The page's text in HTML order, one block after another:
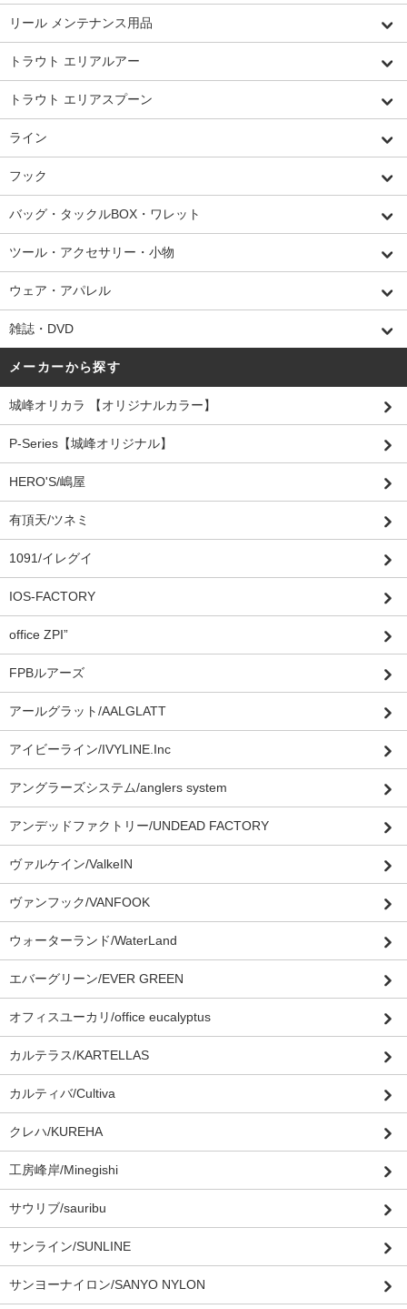
リール メンテナンス用品
トラウト エリアルアー
トラウト エリアスプーン
ライン
フック
バッグ・タックルBOX・ワレット
ツール・アクセサリー・小物
ウェア・アパレル
雑誌・DVD
メーカーから探す
城峰オリカラ 【オリジナルカラー】
P-Series【城峰オリジナル】
HERO'S/嶋屋
有頂天/ツネミ
1091/イレグイ
IOS-FACTORY
office ZPI”
FPBルアーズ
アールグラット/AALGLATT
アイビーライン/IVYLINE.Inc
アングラーズシステム/anglers system
アンデッドファクトリー/UNDEAD FACTORY
ヴァルケイン/ValkeIN
ヴァンフック/VANFOOK
ウォーターランド/WaterLand
エバーグリーン/EVER GREEN
オフィスユーカリ/office eucalyptus
カルテラス/KARTELLAS
カルティバ/Cultiva
クレハ/KUREHA
工房峰岸/Minegishi
サウリブ/sauribu
サンライン/SUNLINE
サンヨーナイロン/SANYO NYLON